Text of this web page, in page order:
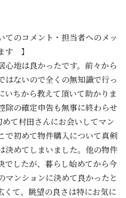
てのコメント・担当者へのメッ
す 】
心地は良かったです。前々から
はないので全くの無知識で行っ
いちから教えて頂いて助かりま
除の確定申告も無事に終わらせ
て村田さんにお会いしてマン
で初めて物件購入について真剣
決めてしまいました。他の物件
でしたが、暮らし始めてから今
マンションに決めて良かったと
くて、眺望の良さは特にお気に